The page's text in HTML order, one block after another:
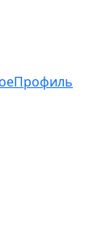
Профиль